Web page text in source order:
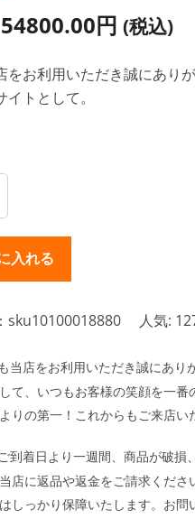
54800.00円 (税込)
をお利用いただき誠にあり
トとして。
sku10100018880 人気:
当店をお利用いただき誠にあ
て、いつもお客様の笑顔を一
りの第一！これからもご来店い
到着日より一週間、商品が破損
店に返品や返金をご請求くださ
しっかり保障いたします。お問